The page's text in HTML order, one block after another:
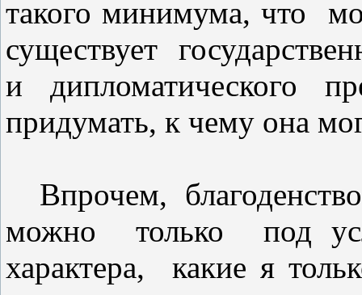
такого минимума, что
существует
и дипломатического
придумать, к чему она
Впрочем,
можно только под
характера, какие я